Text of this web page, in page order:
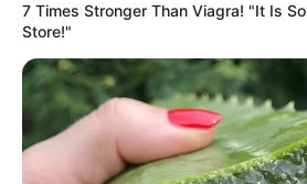
7 Times Stronger Than Viagra! "It Is
Store!"